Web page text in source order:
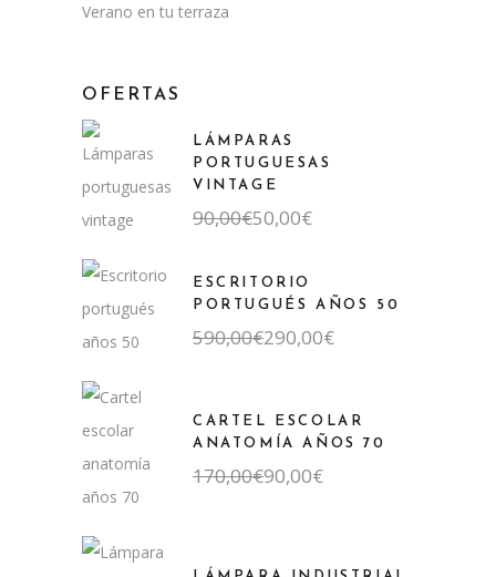
Verano en tu terraza
OFERTAS
LÁMPARAS
PORTUGUESAS
VINTAGE
90,00€
El
precio
era:
90,00€.
50,00€
El
precio
es:
50,00€.
ESCRITORIO
PORTUGUÉS AÑOS 50
590,00€
El
precio
590,00€.
290,00€
El
precio
290,00€.
CARTEL ESCOLAR
ANATOMÍA AÑOS 70
170,00€
El
precio
90,00€
El
precio